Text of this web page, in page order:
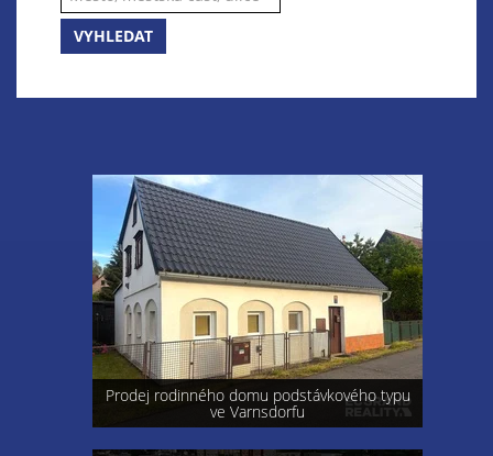
VYHLEDAT
Prodej rodinného domu podstávkového typu
ve Varnsdorfu